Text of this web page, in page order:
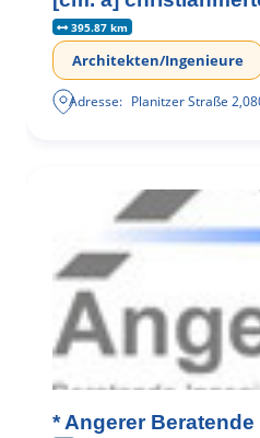
395.87 km
Architekten/Ingenieure
Adresse: Planitzer Straße 2,
* Angerer